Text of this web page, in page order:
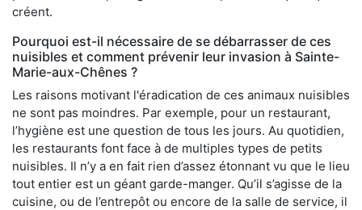
créent.
Pourquoi est-il nécessaire de se débarrasser de ces
nuisibles et comment prévenir leur invasion à Sainte-
Marie-aux-Chênes ?
Les raisons motivant l'éradication de ces animaux nuisibles
ne sont pas moindres. Par exemple, pour un restaurant,
l’hygiène est une question de tous les jours. Au quotidien,
les restaurants font face à de multiples types de petits
nuisibles. Il n’y a en fait rien d’assez étonnant vu que le lieu
tout entier est un géant garde-manger. Qu’il s’agisse de la
cuisine, ou de l’entrepôt ou encore de la salle de service, il